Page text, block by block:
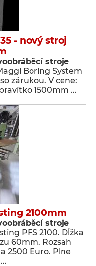
- nový stroj
stroje
Boring System
zárukou. V cene:
1500mm …
2100mm
stroje
PFS 2100. Dĺžka
60mm. Rozsah
2500 Euro. Plne